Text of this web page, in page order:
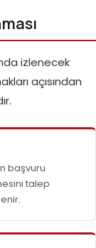
izlenecek
açısından
başvuru
talep